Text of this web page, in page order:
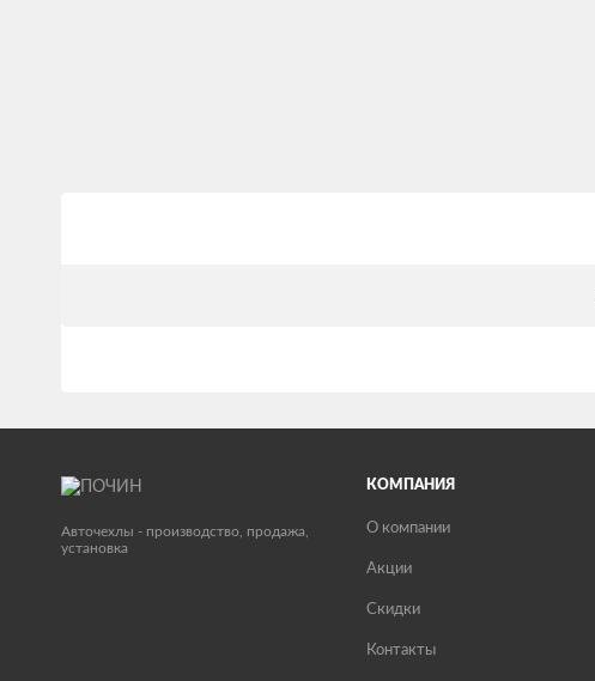
Авточехлы - производство, продажа,
установка
КОМПАНИЯ
О компании
Акции
Скидки
Контакты